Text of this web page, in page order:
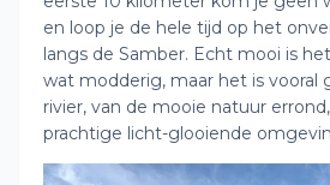
en loop je de hele tijd op het
langs de Samber. Echt mooi is
wat modderig, maar het is vooral
rivier, van de mooie natuur
prachtige licht-glooiende